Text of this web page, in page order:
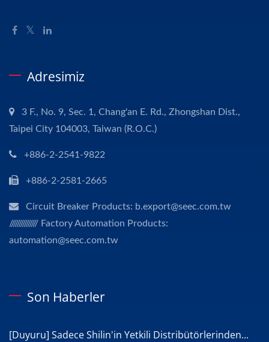
Adresimiz
3 F., No. 9, Sec. 1, Chang'an E. Rd., Zhongshan Dist.,
Taipei City 104003, Taiwan (R.O.C.)
+886-2-2541-9822
+886-2-2581-2665
Circuit Breaker Products: b.export@seec.com.tw
/////////////// Factory Automation Products:
automation@seec.com.tw
Son Haberler
[Duyuru] Sadece Shilin'in Yetkili Distribütörlerinden...